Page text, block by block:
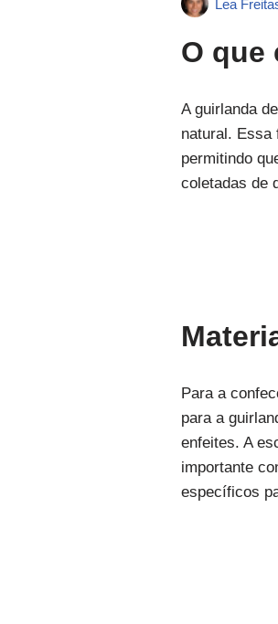
Lea
O que
A guirlanda
natural. Essa
permitindo
coletadas de
Para a
para a
enfeites. A
importante
específicos